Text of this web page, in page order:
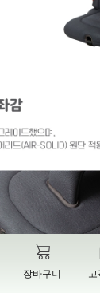
장바구니 고